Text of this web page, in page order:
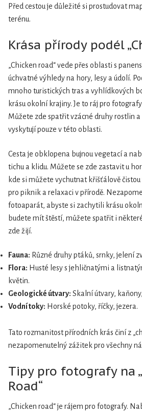
Před cestou je důležité si prostudovat
terénu.
Krása přírody podél
„Chicken road“ vede přes oblasti s
úchvatné výhledy na hory, lesy a údolí.
mnoho turistických tras a vyhlídkových
krásu okolní krajiny. Je to ráj pro
Můžete zde spatřit vzácné druhy rostlin
vyskytují pouze v této oblasti.
Cesta je obklopena bujnou vegetací a
tichu a klidu. Můžete se zde zastavit u
kde si můžete vychutnat křišťálově
pro piknik a relaxaci v přírodě.
fotoaparát, abyste si zachytili krásu
budete mít štěstí, můžete spatřit i
zde žijí.
Fauna: Různé druhy ptáků, srnky, jelení
Flora: Husté lesy s jehličnatými a
květin.
Geologické útvary: Skalní útvary,
Vodní toky: Horské potoky, říčky, jezera.
Tato rozmanitost přírodních krás činí z
nezapomenutelný zážitek pro všechny
Tipy pro fotografy na
Road“
„Chicken road“ je rájem pro fotografy.